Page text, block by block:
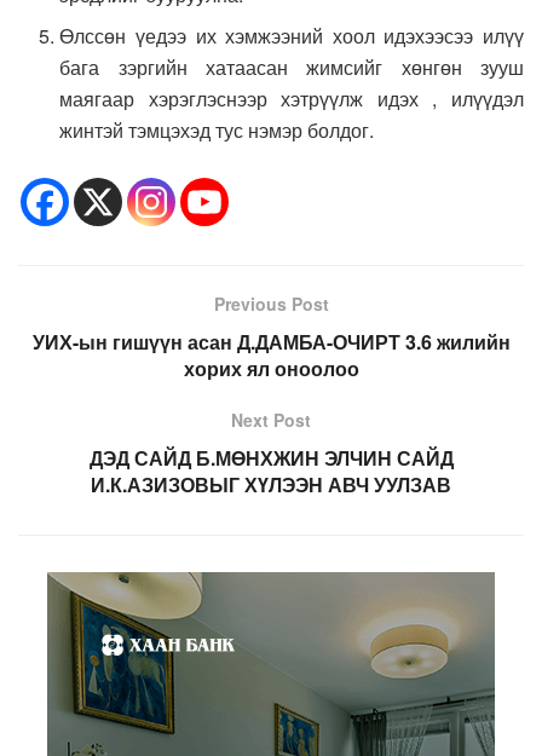
Өлссөн үедээ их хэмжээний хоол идэхээсээ илүү
бага зэргийн хатаасан жимсийг хөнгөн зууш
маягаар хэрэглэснээр хэтрүүлж идэх , илүүдэл
жинтэй тэмцэхэд тус нэмэр болдог.
Previous Post
УИХ-ын гишүүн асан Д.ДАМБА-ОЧИРТ 3.6 жилийн
хорих ял оноолоо
Next Post
ДЭД САЙД Б.МӨНХЖИН ЭЛЧИН САЙД
И.К.АЗИЗОВЫГ ХҮЛЭЭН АВЧ УУЛЗАВ